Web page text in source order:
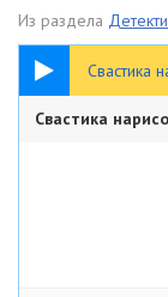
Из раздела
Свастика
34:34
Свастика